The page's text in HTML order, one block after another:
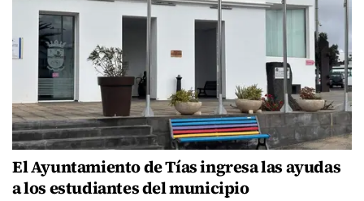
El Ayuntamiento de Tías ingresa las ayudas
a los estudiantes del municipio